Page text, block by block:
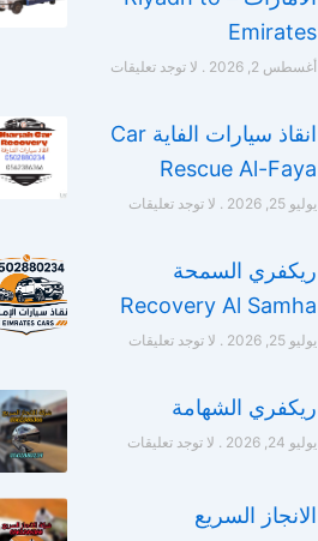
Emirates
أغسطس 2, 2026 لا توجد تعليقات
انقاذ سيارات الفاية Car
Rescue Al-Faya
يوليو 25, 2026 لا توجد تعليقات
ريكفري السمحة
Recovery Al Samha
يوليو 25, 2026 لا توجد تعليقات
ريكفري الشهامة
يوليو 24, 2026 لا توجد تعليقات
الانجاز السريع